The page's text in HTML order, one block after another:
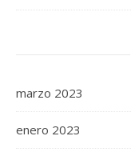
marzo 2023
enero 2023